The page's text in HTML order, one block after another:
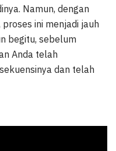
Namun, dengan
ini menjadi jauh
begitu, sebelum
Anda telah
dan telah